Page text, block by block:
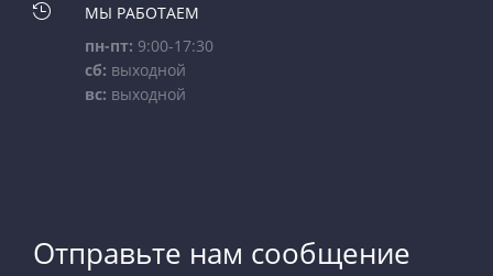

МЫ РАБОТАЕМ
пн-пт: 9:00-17:30
сб: выходной
вс: выходной
Отправьте нам сообщение